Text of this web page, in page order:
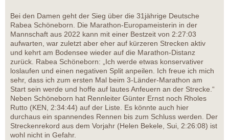
Bei den Damen geht der Sieg über die 31jährige Deutsche
Rabea Schöneborn. Die Marathon-Europameisterin in der
Mannschaft aus 2022 kann mit einer Bestzeit von 2:27:03
aufwarten, war zuletzt aber eher auf kürzeren Strecken aktiv
und kehrt am Bodensee wieder auf die Marathon-Distanz
zurück. Rabea Schöneborn: „Ich werde etwas konservativer
loslaufen und einen negativen Split anpeilen. Ich freue ich mich
sehr, dass ich zum ersten Mal beim 3-Länder-Marathon am
Start sein werde und hoffe auf lautes Anfeuern an der Strecke.“
Neben Schöneborn hat Rennleiter Günter Ernst noch Rholes
Rutto (KEN, 2:34:44) auf der Liste. Es könnte auch hier
durchaus ein spannendes Rennen bis zum Schluss werden. Der
Streckenrekord aus dem Vorjahr (Helen Bekele, Sui, 2:26:08) ist
wohl nicht in Gefahr.